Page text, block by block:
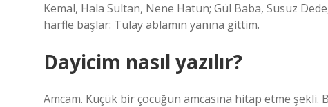
Kemal, Hala Sultan, Nene Hatun; Gül Baba, Susuz
harfle başlar: Tülay ablamın yanına gittim.
Dayicim nasıl yazılır?
Amcam. Küçük bir çocuğun amcasına hitap etme şekli.